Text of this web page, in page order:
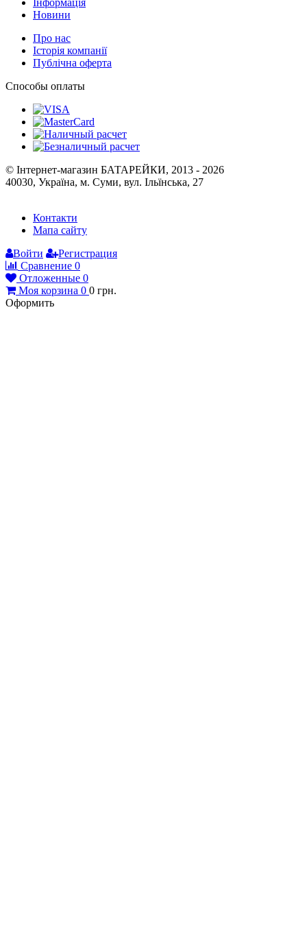
Новини
Про нас
Історія компанії
Публічна оферта
Способы оплаты
© Інтернет-магазин БАТАРЕЙКИ, 2013 - 2026
40030, Україна, м. Суми, вул. Ільїнська, 27
Контакти
Мапа сайту
Войти
Регистрация
Сравнение 0
Отложенные 0
Моя корзина 0 0 грн.
Оформить